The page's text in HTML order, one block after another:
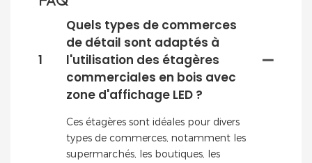
1
Quels types de commerces
de détail sont adaptés à
l'utilisation des étagères
commerciales en bois avec
zone d'affichage LED ?
Ces étagères sont idéales pour divers
types de commerces, notamment les
supermarchés, les boutiques, les